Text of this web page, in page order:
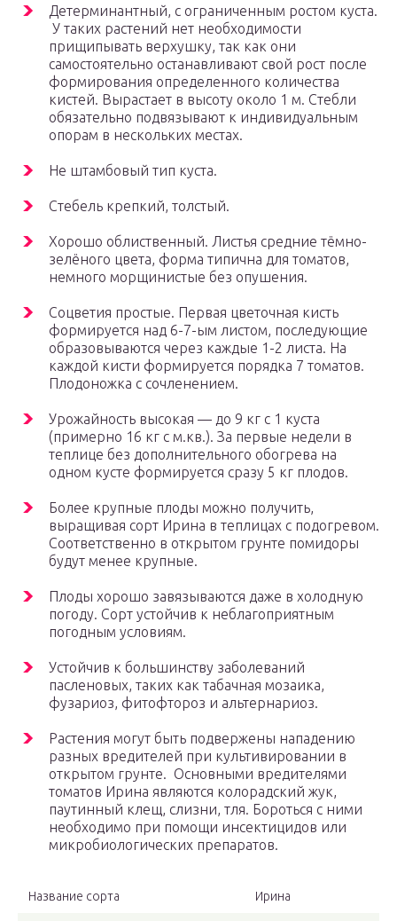
Детерминантный, с ограниченным ростом куста.
У таких растений нет необходимости
прищипывать верхушку, так как они
самостоятельно останавливают свой рост после
формирования определенного количества
кистей. Вырастает в высоту около 1 м. Стебли
обязательно подвязывают к индивидуальным
опорам в нескольких местах.
Не штамбовый тип куста.
Стебель крепкий, толстый.
Хорошо облиственный. Листья средние тёмно-
зелёного цвета, форма типична для томатов,
немного морщинистые без опушения.
Соцветия простые. Первая цветочная кисть
формируется над 6-7-ым листом, последующие
образовываются через каждые 1-2 листа. На
каждой кисти формируется порядка 7 томатов.
Плодоножка с сочленением.
Урожайность высокая — до 9 кг с 1 куста
(примерно 16 кг с м.кв.). За первые недели в
теплице без дополнительного обогрева на
одном кусте формируется сразу 5 кг плодов.
Более крупные плоды можно получить,
выращивая сорт Ирина в теплицах с подогревом.
Соответственно в открытом грунте помидоры
будут менее крупные.
Плоды хорошо завязываются даже в холодную
погоду. Сорт устойчив к неблагоприятным
погодным условиям.
Устойчив к большинству заболеваний
пасленовых, таких как табачная мозаика,
фузариоз, фитофтороз и альтернариоз.
Растения могут быть подвержены нападению
разных вредителей при культивировании в
открытом грунте. Основными вредителями
томатов Ирина являются колорадский жук,
паутинный клещ, слизни, тля. Бороться с ними
необходимо при помощи инсектицидов или
микробиологических препаратов.
Название сорта Ирина